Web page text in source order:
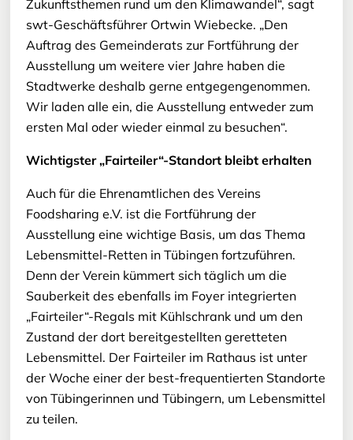
Zukunftsthemen rund um den Klimawandel“, sagt
swt-Geschäftsführer Ortwin Wiebecke. „Den
Auftrag des Gemeinderats zur Fortführung der
Ausstellung um weitere vier Jahre haben die
Stadtwerke deshalb gerne entgegengenommen.
Wir laden alle ein, die Ausstellung entweder zum
ersten Mal oder wieder einmal zu besuchen“.
Wichtigster „Fairteiler“-Standort bleibt erhalten
Auch für die Ehrenamtlichen des Vereins
Foodsharing e.V. ist die Fortführung der
Ausstellung eine wichtige Basis, um das Thema
Lebensmittel-Retten in Tübingen fortzuführen.
Denn der Verein kümmert sich täglich um die
Sauberkeit des ebenfalls im Foyer integrierten
„Fairteiler“-Regals mit Kühlschrank und um den
Zustand der dort bereitgestellten geretteten
Lebensmittel. Der Fairteiler im Rathaus ist unter
der Woche einer der best-frequentierten Standorte
von Tübingerinnen und Tübingern, um Lebensmittel
zu teilen.